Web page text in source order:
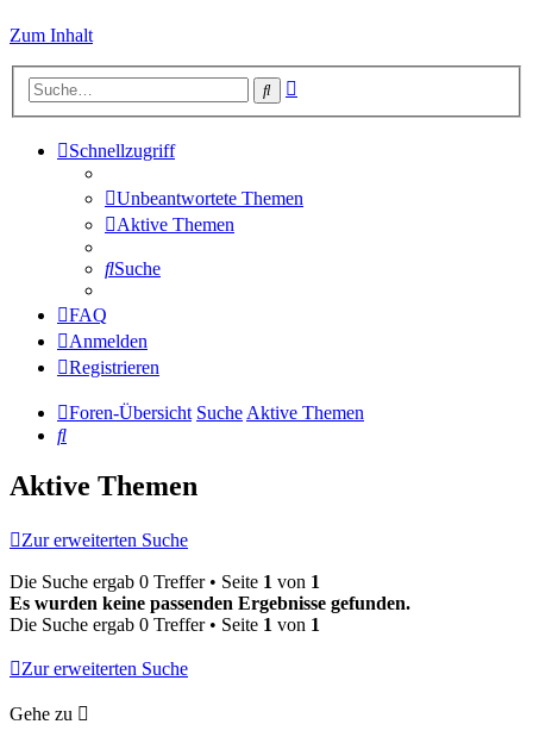
Zum Inhalt
Suche
Schnellzugriff
Unbeantwortete Themen
Aktive Themen
Suche
FAQ
Anmelden
Registrieren
Foren-Übersicht Suche Aktive Themen
Suche
Aktive Themen
Zur erweiterten Suche
Die Suche ergab 0 Treffer • Seite 1 von 1
Es wurden keine passenden Ergebnisse gefunden.
Die Suche ergab 0 Treffer • Seite 1 von 1
Zur erweiterten Suche
Gehe zu